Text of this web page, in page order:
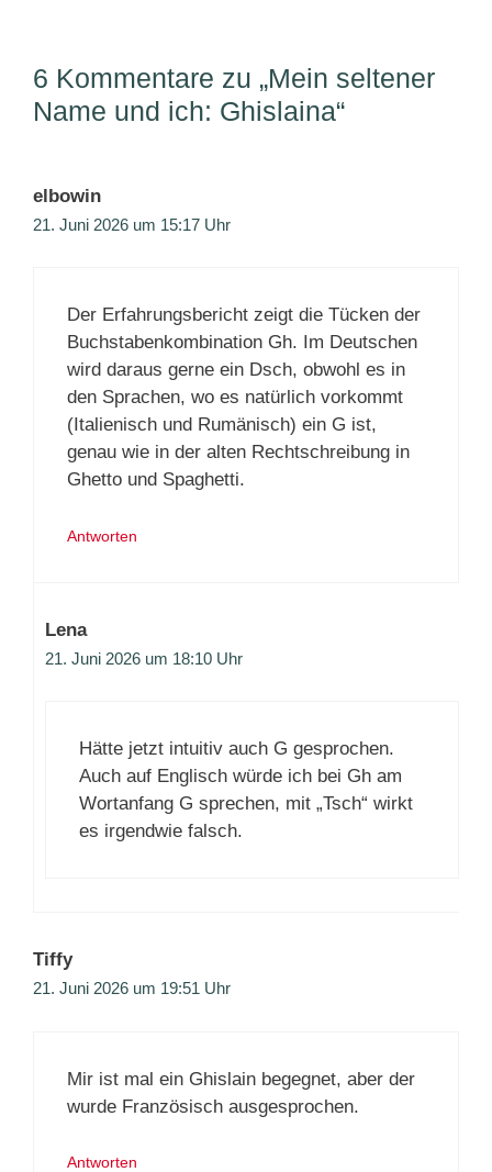
6 Kommentare zu „Mein seltener
Name und ich: Ghislaina“
elbowin
21. Juni 2026 um 15:17 Uhr
Der Erfahrungsbericht zeigt die Tücken der
Buchstabenkombination Gh. Im Deutschen
wird daraus gerne ein Dsch, obwohl es in
den Sprachen, wo es natürlich vorkommt
(Italienisch und Rumänisch) ein G ist,
genau wie in der alten Rechtschreibung in
Ghetto und Spaghetti.
Antworten
Lena
21. Juni 2026 um 18:10 Uhr
Hätte jetzt intuitiv auch G gesprochen.
Auch auf Englisch würde ich bei Gh am
Wortanfang G sprechen, mit „Tsch“ wirkt
es irgendwie falsch.
Tiffy
21. Juni 2026 um 19:51 Uhr
Mir ist mal ein Ghislain begegnet, aber der
wurde Französisch ausgesprochen.
Antworten